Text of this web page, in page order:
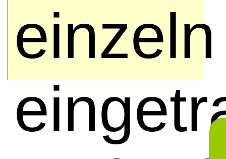
einzeln